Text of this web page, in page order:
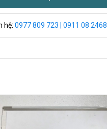
hệ:0977 809 723 | 0911 08 2468